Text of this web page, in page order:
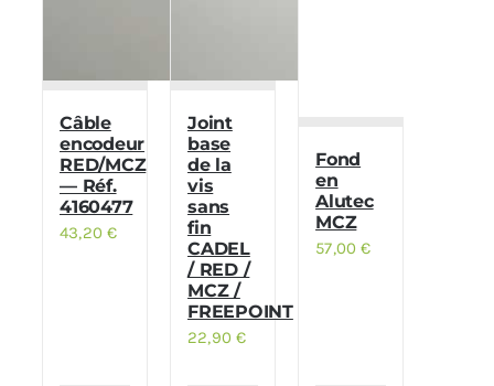
Câble
encodeur
RED/MCZ
— Réf.
4160477
43,20€
Joint
base
de la
vis
sans
fin
CADEL
/ RED /
MCZ /
FREEPOINT
22,90€
Fond
en
Alutec
MCZ
57,00€